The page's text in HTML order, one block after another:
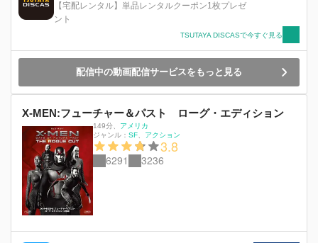
【宅配レンタル】単品レンタルクーポン1枚プレゼ
ント
TSUTAYA DISCASで今すぐ見る
配信中の動画配信サービスをもっと見る
X-MEN:フューチャー＆パスト ローグ・エディション
149分
アメリカ
ジャンル： SF アクション
3.8
6291 3236